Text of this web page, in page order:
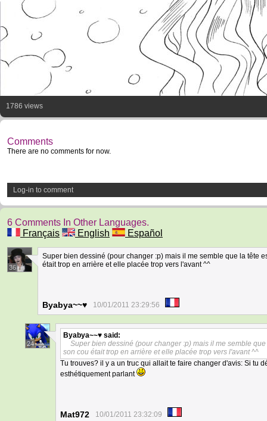
1786 views
Comments
There are no comments for now.
Log-in to comment
6 Comments In Other Languages.
Français
English Español
36
Super bien dessiné (pour changer :p) mais il me semble que la tête
était trop en arrière et elle placée trop vers l'avant ^^
Byabya~~♥ 10/01/2011 23:29:56
24
Byabya~~♥ said:
Super bien dessiné (pour changer :p) mais il me semble
son cou était trop en arrière et elle placée trop vers l'avant ^^
Tu trouves? il y a un truc qui allait te faire changer d'avis: Si tu
esthétiquement parlant
Mat972 10/01/2011 23:32:09